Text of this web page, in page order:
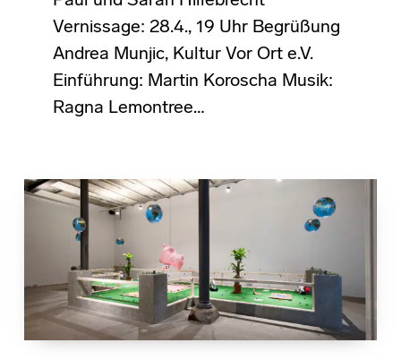
Vernissage: 28.4., 19 Uhr Begrüßung
Andrea Munjic, Kultur Vor Ort e.V.
Einführung: Martin Koroscha Musik:
Ragna Lemontree…